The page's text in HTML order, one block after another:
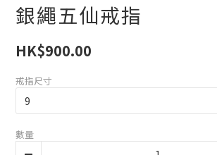
銀繩五仙戒指
HK$900.00
戒指尺寸
數量